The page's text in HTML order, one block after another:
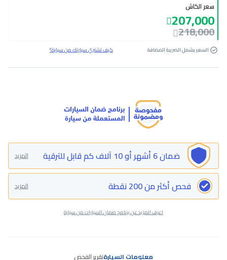
سعر الكاش
207,000
218,000
السعر يشمل الضريبة المضافة كيف تشتري سيارتك من سيارة؟
ضمان 6 أشهر أو 10 آلاف كم قابل للترقية المزيد
فحص أكثر من 200 نقطة المزيد
اعرف المزيد عن برنامج ضمان السيارات من سيارة
معلومات السيارةتقرير الفحص